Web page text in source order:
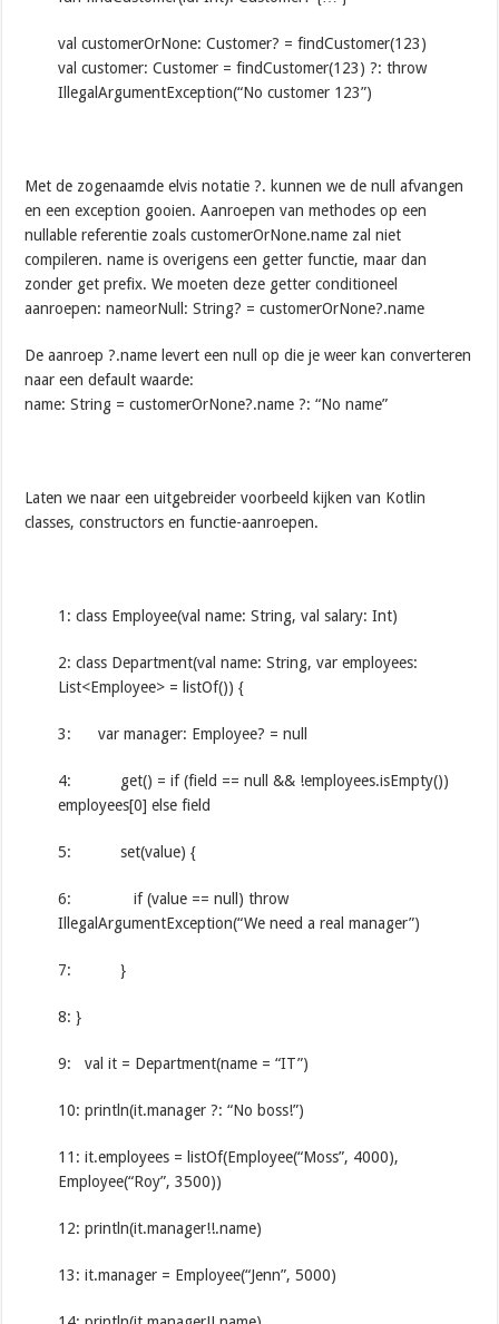
val customerOrNone: Customer? = findCustomer(123)
val customer: Customer = findCustomer(123) ?: throw
IllegalArgumentException(“No customer 123”)
Met de zogenaamde elvis notatie ?. kunnen we de null afvangen
en een exception gooien. Aanroepen van methodes op een
nullable referentie zoals customerOrNone.name zal niet
compileren. name is overigens een getter functie, maar dan
zonder get prefix. We moeten deze getter conditioneel
aanroepen: nameorNull: String? = customerOrNone?.name
De aanroep ?.name levert een null op die je weer kan converteren
naar een default waarde:
name: String = customerOrNone?.name ?: “No name”
Laten we naar een uitgebreider voorbeeld kijken van Kotlin
classes, constructors en functie-aanroepen.
1: class Employee(val name: String, val salary: Int)
2: class Department(val name: String, var employees:
List<Employee> = listOf()) {
3: var manager: Employee? = null
4: get() = if (field == null && !employees.isEmpty())
employees[0] else field
5: set(value) {
6: if (value == null) throw
IllegalArgumentException(“We need a real manager”)
7: }
8: }
9: val it = Department(name = “IT”)
10: println(it.manager ?: “No boss!”)
11: it.employees = listOf(Employee(“Moss”, 4000),
Employee(“Roy”, 3500))
12: println(it.manager!!.name)
13: it.manager = Employee(“Jenn”, 5000)